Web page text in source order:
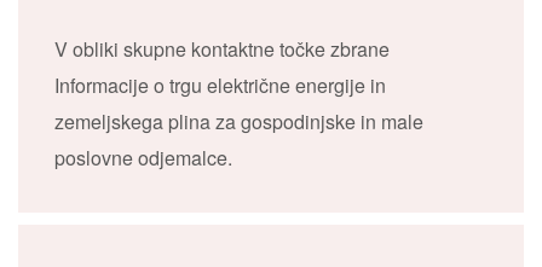
V obliki skupne kontaktne točke zbrane
Informacije o trgu električne energije in
zemeljskega plina za gospodinjske in male
poslovne odjemalce.